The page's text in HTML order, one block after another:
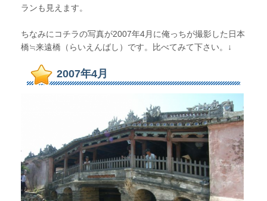
ランも見えます。
ちなみにコチラの写真が2007年4月に俺っちが撮影した日本
橋≒来遠橋（らいえんばし）です。比べてみて下さい。↓
2007年4月